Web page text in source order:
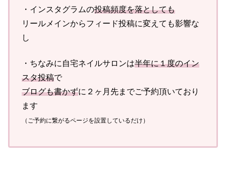
・インスタグラムの投稿頻度を落としても
リールメインからフィード投稿に変えても影響な
し
・ちなみに自宅ネイルサロンは半年に１度のイン
スタ投稿で
ブログも書かずに２ヶ月先までご予約頂いており
ます
（ご予約に繋がるページを設置しているだけ）